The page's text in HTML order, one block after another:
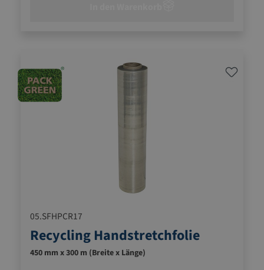
05.SFHPCR17
Recycling Handstretchfolie
450 mm x 300 m (Breite x Länge)